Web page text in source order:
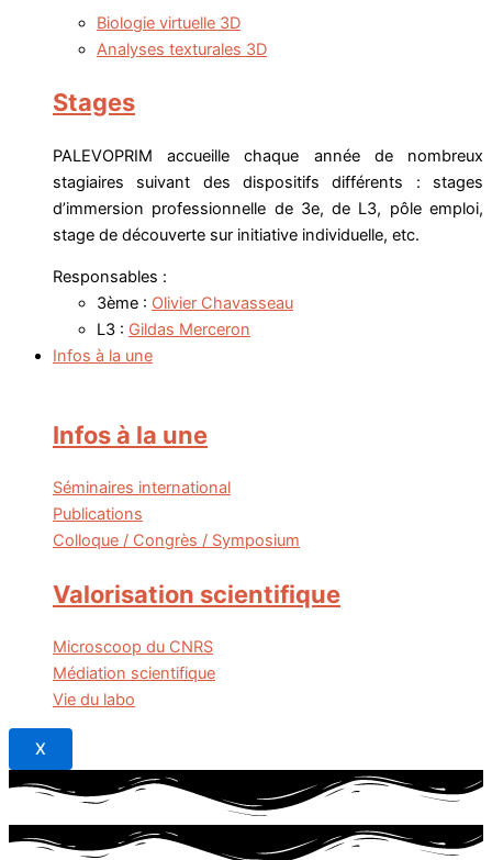
Biologie virtuelle 3D
Analyses texturales 3D
Stages
PALEVOPRIM accueille chaque année de nombreux
stagiaires suivant des dispositifs différents : stages
d’immersion professionnelle de 3e, de L3, pôle emploi,
stage de découverte sur initiative individuelle, etc.
Responsables :
3ème : Olivier Chavasseau
L3 : Gildas Merceron
Infos à la une
Infos à la une
Séminaires international
Publications
Colloque / Congrès / Symposium
Valorisation scientifique
Microscoop du CNRS
Médiation scientifique
Vie du labo
X